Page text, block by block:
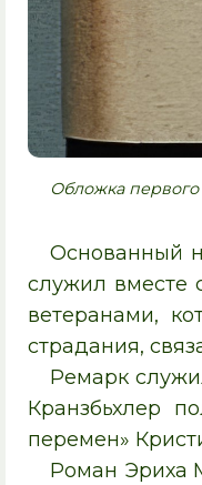
Обложка
Основанный
служил вместе
ветеранами,
страдания,
Ремарк
Кранзбьхлер
перемен»
Роман Эриха